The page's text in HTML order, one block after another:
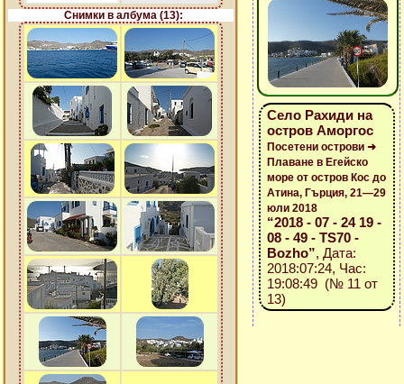
Снимки в албума (13):
Село Рахиди на
остров Аморгос
Посетени острови ➜
Плаване в Егейско
море от остров Кос до
Атина, Гърция, 21—29
юли 2018
“2018 - 07 - 24 19 -
08 - 49 - TS70 -
Bozho”, Дата:
2018:07:24, Час:
19:08:49 (№ 11 от
13)